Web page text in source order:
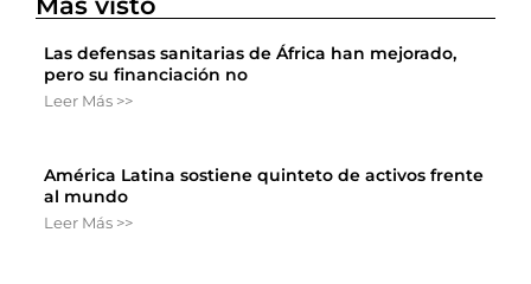
Las defensas sanitarias de África han mejorado,
pero su financiación no
Leer Más >>
América Latina sostiene quinteto de activos frente
al mundo
Leer Más >>